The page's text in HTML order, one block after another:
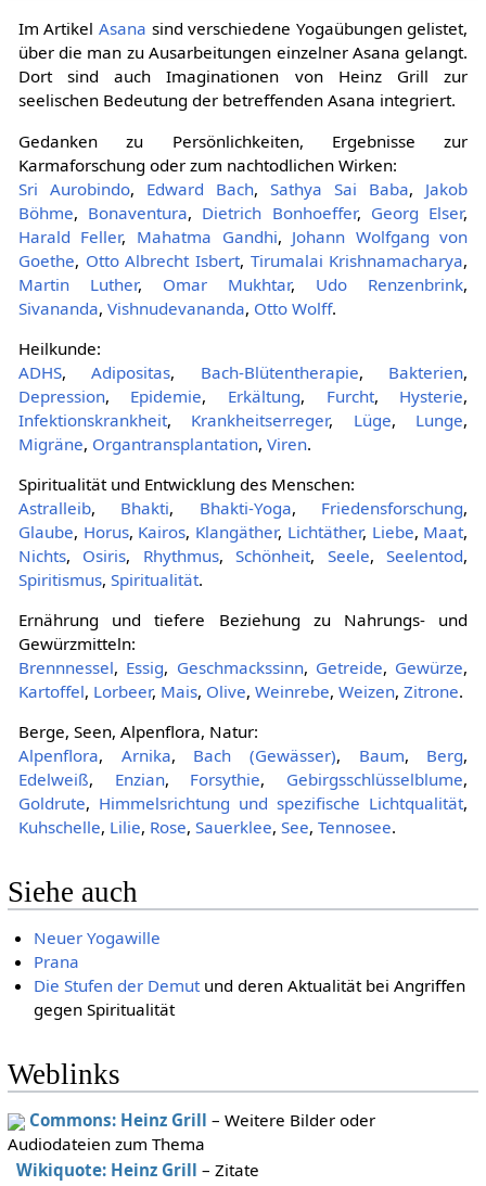
Im Artikel Asana sind verschiedene Yogaübungen gelistet,
über die man zu Ausarbeitungen einzelner Asana gelangt.
Dort sind auch Imaginationen von Heinz Grill zur
seelischen Bedeutung der betreffenden Asana integriert.
Gedanken zu Persönlichkeiten, Ergebnisse zur
Karmaforschung oder zum nachtodlichen Wirken:
Sri Aurobindo, Edward Bach,Sathya Sai Baba, Jakob
Böhme, Bonaventura, Dietrich Bonhoeffer, Georg Elser,
Harald Feller, Mahatma Gandhi, Johann Wolfgang von
Goethe, ‎ Otto Albrecht Isbert, Tirumalai Krishnamacharya,
Martin Luther, Omar Mukhtar, Udo Renzenbrink,
Sivananda, Vishnudevananda, Otto Wolff.
Heilkunde:
ADHS,Adipositas, Bach-Blütentherapie, Bakterien,
Depression, Epidemie, Erkältung, Furcht, Hysterie,
Infektionskrankheit, Krankheitserreger, Lüge, Lunge,
Migräne, Organtransplantation, Viren.
Spiritualität und Entwicklung des Menschen:
Astralleib, Bhakti, Bhakti-Yoga, Friedensforschung,
Glaube, Horus, Kairos, Klangäther, Lichtäther, Liebe, Maat,
Nichts, Osiris, Rhythmus,Schönheit, Seele,Seelentod,
Spiritismus, Spiritualität.
Ernährung und tiefere Beziehung zu Nahrungs- und
Gewürzmitteln:
Brennnessel, Essig, Geschmackssinn, Getreide, Gewürze,
Kartoffel, Lorbeer, Mais, Olive, Weinrebe, Weizen, Zitrone.
Berge, Seen, Alpenflora, Natur:
Alpenflora, Arnika, Bach (Gewässer), Baum, Berg,
Edelweiß, Enzian, Forsythie, Gebirgsschlüsselblume,
Goldrute, Himmelsrichtung und spezifische Lichtqualität,
Kuhschelle, Lilie, Rose, Sauerklee, See, Tennosee.
Siehe auch
Neuer Yogawille
Prana
Die Stufen der Demutund deren Aktualität bei Angriffen
gegen Spiritualität
Weblinks
Commons: Heinz Grill – Weitere Bilder oder
Audiodateien zum Thema
Wikiquote: Heinz Grill – Zitate